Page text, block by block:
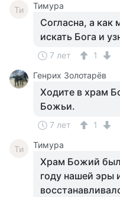
Ти Тимура
Согласна, а
искать Бога и
7 лет
1
Генрих Золотарёв
Ходите в храм
Божьи.
7 лет 1
Ти Тимура
Храм Божий был
году нашей эры